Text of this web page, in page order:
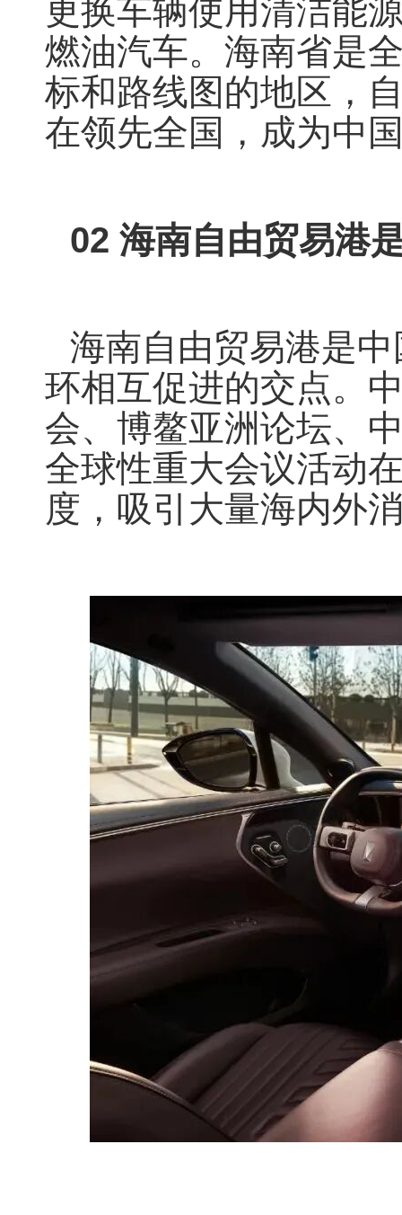
更换车辆使用清洁能
燃油汽车。海南省是
标和路线图的地区，
在领先全国，成为中
02 海南自由贸易港
海南自由贸易港是
环相互促进的交点。
会、博鳌亚洲论坛、
全球性重大会议活动
度，吸引大量海内外